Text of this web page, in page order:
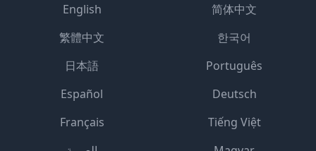
English
简体中文
繁體中文
한국어
日本語
Português
Español
Deutsch
Français
Tiếng Việt